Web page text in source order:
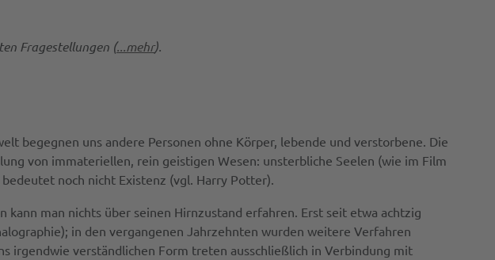
Fragestellungen (...mehr).
begegnen uns andere Personen ohne Körper, lebende und verstorbene. Die
von immateriellen, rein geistigen Wesen: unsterbliche Seelen (wie im Film
noch nicht Existenz (vgl. Harry Potter).
man nichts über seinen Hirnzustand erfahren. Erst seit etwa achtzig
in den vergangenen Jahrzehnten wurden weitere Verfahren
irgendwie verständlichen Form treten ausschließlich in Verbindung mit